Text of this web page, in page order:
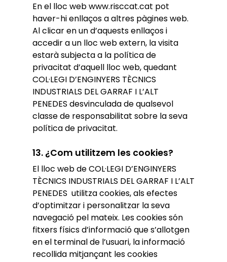
En el lloc web www.risccat.cat pot
haver-hi enllaços a altres pàgines web.
Al clicar en un d’aquests enllaços i
accedir a un lloc web extern, la visita
estarà subjecta a la política de
privacitat d’aquell lloc web, quedant
COL·LEGI D’ENGINYERS TÈCNICS
INDUSTRIALS DEL GARRAF I L’ALT
PENEDES desvinculada de qualsevol
classe de responsabilitat sobre la seva
política de privacitat.
13. ¿Com utilitzem les cookies?
El lloc web de COL·LEGI D’ENGINYERS
TÈCNICS INDUSTRIALS DEL GARRAF I L’ALT
PENEDES utilitza cookies, als efectes
d’optimitzar i personalitzar la seva
navegació pel mateix. Les cookies són
fitxers físics d’informació que s’allotgen
en el terminal de l’usuari, la informació
recollida mitjançant les cookies